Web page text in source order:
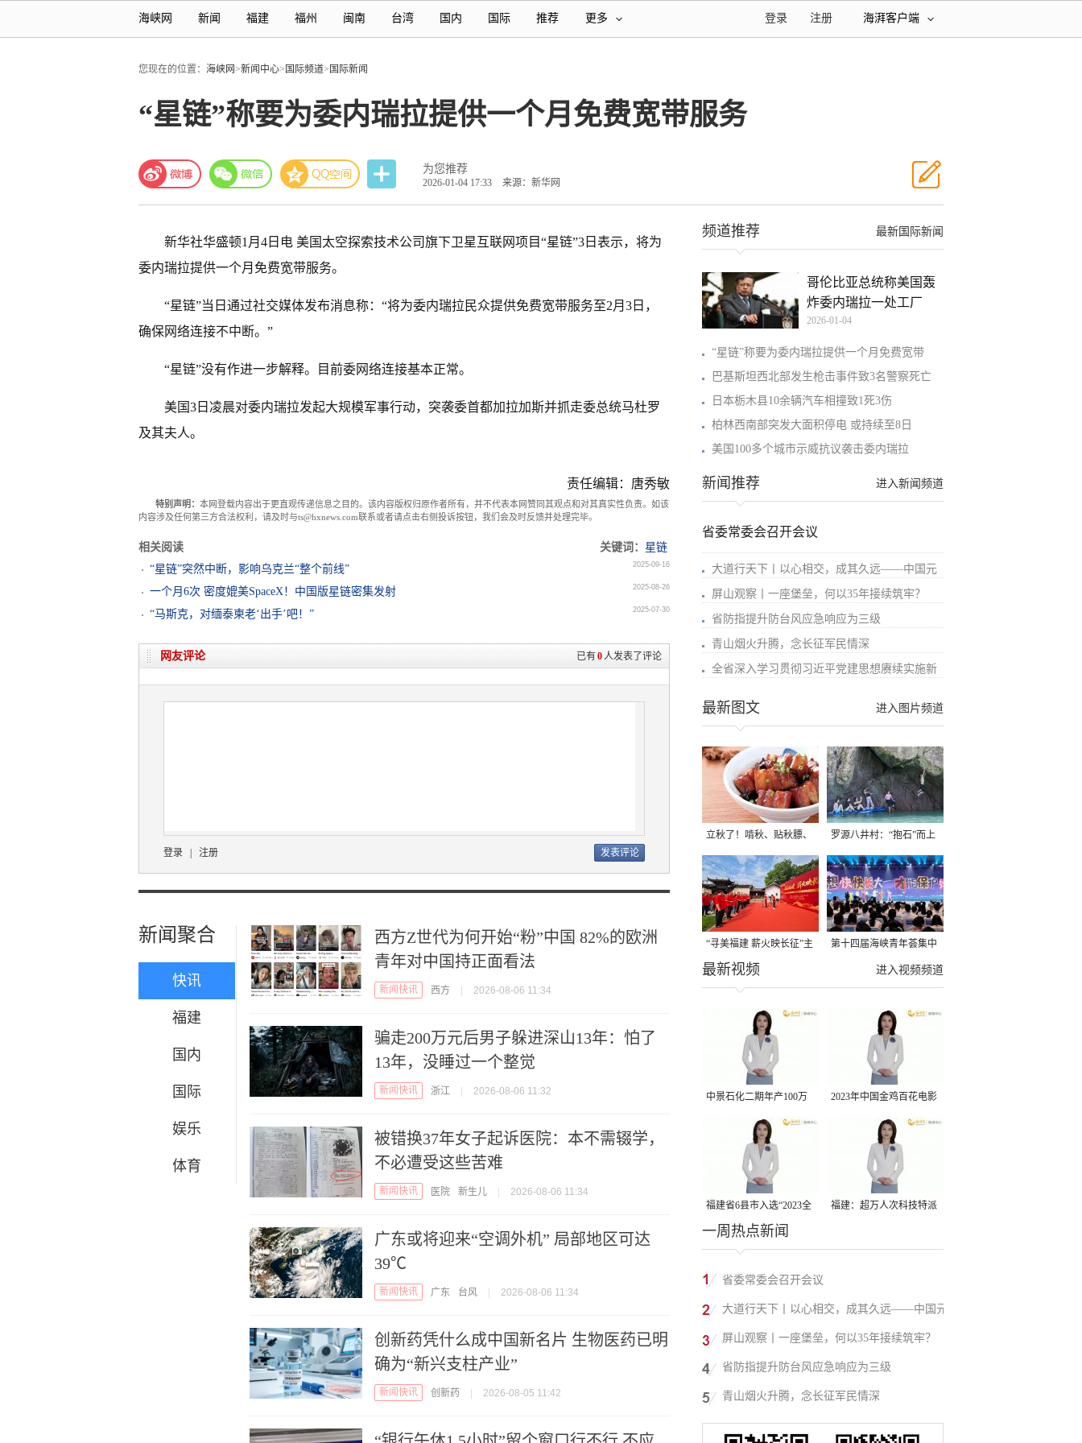
海峡网 新闻 福建 福州 闽南 台湾 国内 国际 推荐 更多 海湃客户端
注册
登录
您现在的位置： 海峡网>新闻中心> 国际频道> 国际新闻
“星链”称要为委内瑞拉提供一个月免费宽带服务
为您推荐
2026-01-04 17:33 来源：新华网
新华社华盛顿1月4日电 美国太空探索技术公司旗下卫星互联网项目“星链”3日表示，将为
委内瑞拉提供一个月免费宽带服务。
“星链”当日通过社交媒体发布消息称：“将为委内瑞拉民众提供免费宽带服务至2月3日，
确保网络连接不中断。”
“星链”没有作进一步解释。目前委网络连接基本正常。
美国3日凌晨对委内瑞拉发起大规模军事行动，突袭委首都加拉加斯并抓走委总统马杜罗
及其夫人。
责任编辑：唐秀敏
特别声明： 本网登载内容出于更直观传递信息之目的。该内容版权归原作者所有，并不代表本网赞同其观点和对其真实性负责。如该
内容涉及任何第三方合法权利，请及时与ts@hxnews.com联系或者请点击右侧投诉按钮，我们会及时反馈并处理完毕。
相关阅读 关键词： 星链
“星链”突然中断，影响乌克兰“整个前线”
2025-09-16
一个月6次 密度媲美SpaceX！中国版星链密集发射 2025-08-26
“马斯克，对缅泰柬老‘出手’吧！” 2025-07-30
已有0人发表了评论
网友评论
登录 注册
新闻聚合
快讯
福建
国内
国际
娱乐
体育
西方Z世代为何开始“粉”中国 82%的欧洲
青年对中国持正面看法
新闻快讯 西方 2026-08-06 11:34
骗走200万元后男子躲进深山13年：怕了
13年，没睡过一个整觉
新闻快讯 浙江 2026-08-06 11:32
被错换37年女子起诉医院：本不需辍学，
不必遭受这些苦难
新闻快讯 医院 新生儿 2026-08-06 11:34
广东或将迎来“空调外机” 局部地区可达
39℃
新闻快讯 广东 台风 2026-08-06 11:34
创新药凭什么成中国新名片 生物医药已明
确为“新兴支柱产业”
新闻快讯 创新药 2026-08-05 11:42
最新国际新闻
频道推荐
哥伦比亚总统称美国轰
炸委内瑞拉一处工厂
2026-01-04
“星链”称要为委内瑞拉提供一个月免费宽带
巴基斯坦西北部发生枪击事件致3名警察死亡
日本栃木县10余辆汽车相撞致1死3伤
柏林西南部突发大面积停电 或持续至8日
美国100多个城市示威抗议袭击委内瑞拉
进入新闻频道
新闻推荐
省委常委会召开会议
大道行天下丨以心相交，成其久远——中国元
屏山观察丨一座堡垒，何以35年接续筑牢？
省防指提升防台风应急响应为三级
青山烟火升腾，念长征军民情深
全省深入学习贯彻习近平党建思想赓续实施新
进入图片频道
最新图文
立秋了！啃秋、贴秋膘、
晒秋，福建人这样过才够
味→
罗源八井村：“抱石”而上
“寻美福建 薪火映长征”主
题活动在龙岩长汀启动
第十四届海峡青年荟集中
阶段活动在福州举行
进入视频频道
最新视频
中景石化二期年产100万
吨丙烷脱氢项目建成中交
2023年中国金鸡百花电影
节有福电影巡展31日启动
福建省6县市入选“2023全
国县域发展潜力百强县”
福建：超万人次科技特派
一周热点新闻
省委常委会召开会议
大道行天下丨以心相交，成其久远——中国元
首外交的世界情怀与大国气派
屏山观察丨一座堡垒，何以35年接续筑牢？
省防指提升防台风应急响应为三级
青山烟火升腾，念长征军民情深